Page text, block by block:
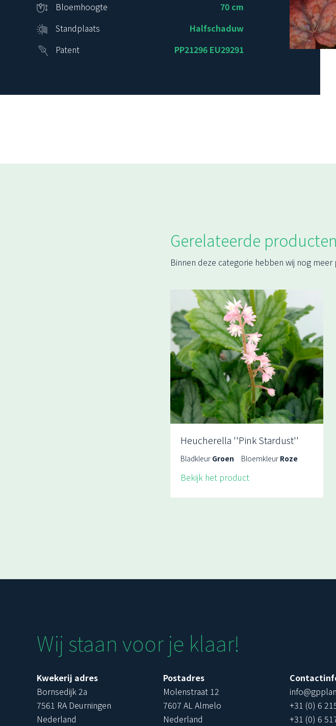
Bloemhoogte
70 cm
Standplaats
Halfschaduw
Patent
PP21296 EU29291
Gerelateerde
Binnen deze categorie hebben wij nog meer
Heucherella ''Pink Stardust''
Bladkleur Groen Bloemkleur Roze
Bekijk het product
Wij staan voor je klaar!
Kwekerij adres
Bornsedijk 2a
7561 RA Deurningen
Nederland
Postadres
Molenstraat 12
7607 AL Almelo
Nederland
+31 (0) 6
+31 (0) 6